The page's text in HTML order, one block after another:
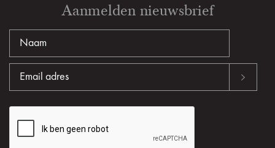
Aanmelden nieuwsbrief